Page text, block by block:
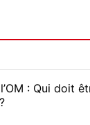
: Qui doit